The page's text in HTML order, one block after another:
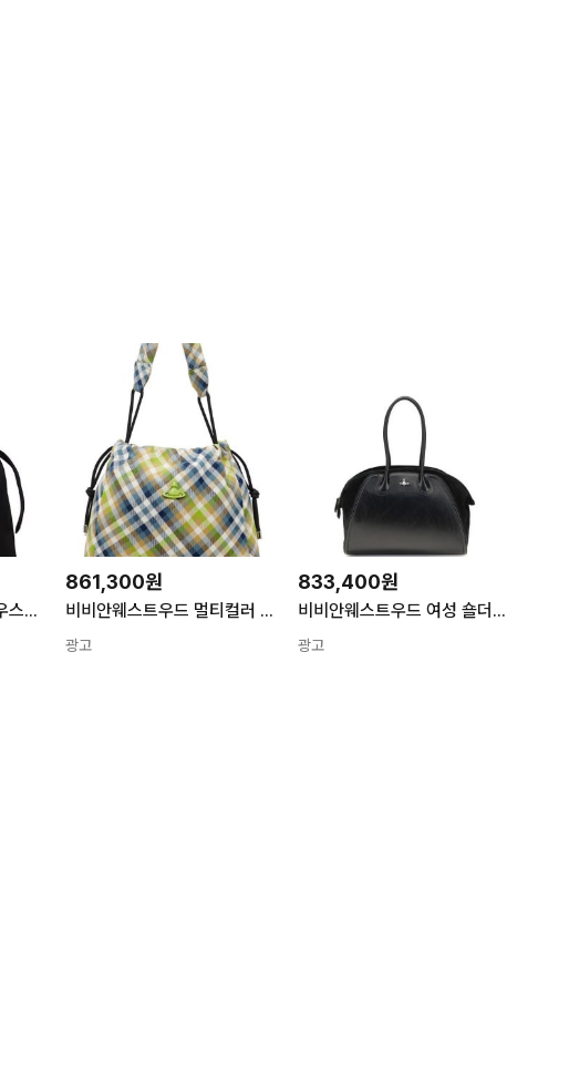
비비안웨스트우드 드로우스트링 블랙 숄더백 261314F048066 152525996
861,300원
비비안웨스트우드 멀티컬러 버킷백 261314F048097 26 FW 힐러리 152609326
광고
833,400원
비비안웨스트우드 여성 숄더백 4701000FW C006J N401 26SS 토트백 4701000FWC006J BLACK 155020677
광고